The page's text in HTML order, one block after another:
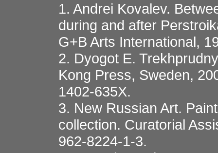
1. Andrei Kovalev.
during and after
G+B Arts International,
2. Dyogot E.
Kong Press, Sweden,
1402-635X.
3. New Russian Art.
collection. Curatorial
962-8224-1-3.